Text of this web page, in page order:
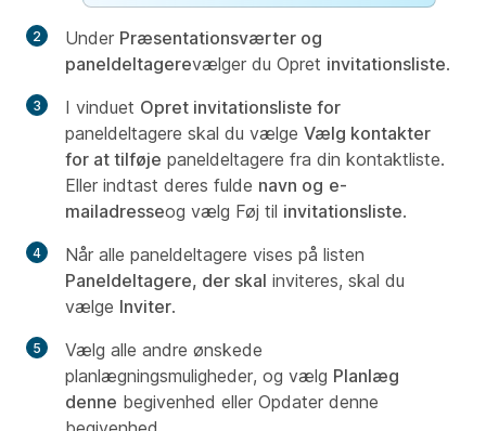
Under Præsentationsværter og
paneldeltagerevælger du Opret invitationsliste.
I vinduet Opret invitationsliste for
paneldeltagere skal du vælge Vælg kontakter
for at tilføje paneldeltagere fra din kontaktliste.
Eller indtast deres fulde navn og e-
mailadresseog vælg Føj til invitationsliste.
Når alle paneldeltagere vises på listen
Paneldeltagere, der skal inviteres, skal du
vælge Inviter.
Vælg alle andre ønskede
planlægningsmuligheder, og vælg Planlæg
denne begivenhed eller Opdater denne